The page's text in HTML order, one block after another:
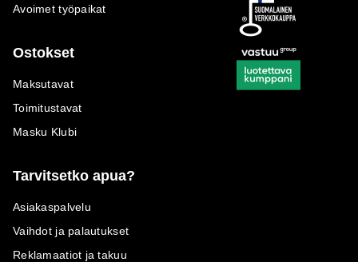
Avoimet työpaikat
Ostokset
Maksutavat
Toimitustavat
Masku Klubi
Tarvitsetko apua?
Asiakaspalvelu
Vaihdot ja palautukset
Reklamaatiot ja takuu